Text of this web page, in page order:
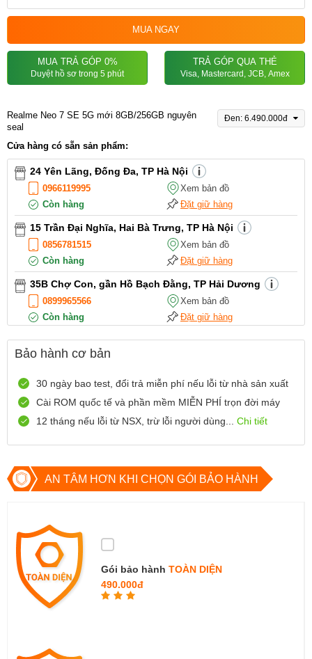
MUA NGAY
MUA TRẢ GÓP 0%
Duyệt hồ sơ trong 5 phút
TRẢ GÓP QUA THẺ
Visa, Mastercard, JCB, Amex
Realme Neo 7 SE 5G mới 8GB/256GB nguyên
seal
Đen: 6.490.000đ
Cửa hàng có sẵn sản phẩm:
24 Yên Lãng, Đống Đa, TP Hà Nội
0966119995
Xem bản đồ
Còn hàng
Đặt giữ hàng
15 Trần Đại Nghĩa, Hai Bà Trưng, TP Hà Nội
0856781515
Xem bản đồ
Còn hàng
Đặt giữ hàng
35B Chợ Con, gần Hồ Bạch Đằng, TP Hải Dương
0899965566
Xem bản đồ
Còn hàng
Đặt giữ hàng
12 Điện Biên Phủ, TP Hải Phòng
0916551212
Số 72 Trần Thành Ngọ,TP Hải Phòng
Còn hàng
Đặt giữ hàng
0971699701
Xem bản đồ
Còn hàng
Đặt giữ hàng
Bảo hành cơ bản
30 ngày bao test, đổi trả miễn phí nếu lỗi từ nhà sản xuất
Cài ROM quốc tế và phần mềm MIỄN PHÍ trọn đời máy
12 tháng nếu lỗi từ NSX, trừ lỗi người dùng... Chi tiết
AN TÂM HƠN KHI CHỌN GÓI BẢO HÀNH
Gói bảo hành TOÀN DIỆN
490.000đ